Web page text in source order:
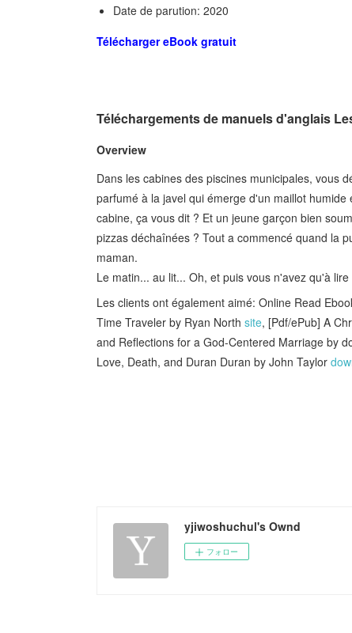
Date de parution: 2020
Télécharger eBook gratuit
Téléchargements de manuels d'anglais
Overview
Dans les cabines des piscines municipales, vous
parfumé à la javel qui émerge d'un maillot
cabine, ça vous dit ? Et un jeune garçon bien
pizzas déchaînées ? Tout a commencé quand la
maman.
Le matin... au lit... Oh, et puis vous n'avez qu'à
Les clients ont également aimé: Online Read
Time Traveler by Ryan North site, [Pdf/ePub] A
and Reflections for a God-Centered Marriage by
Love, Death, and Duran Duran by John Taylor
yjiwoshuchul's Ownd
フォロー